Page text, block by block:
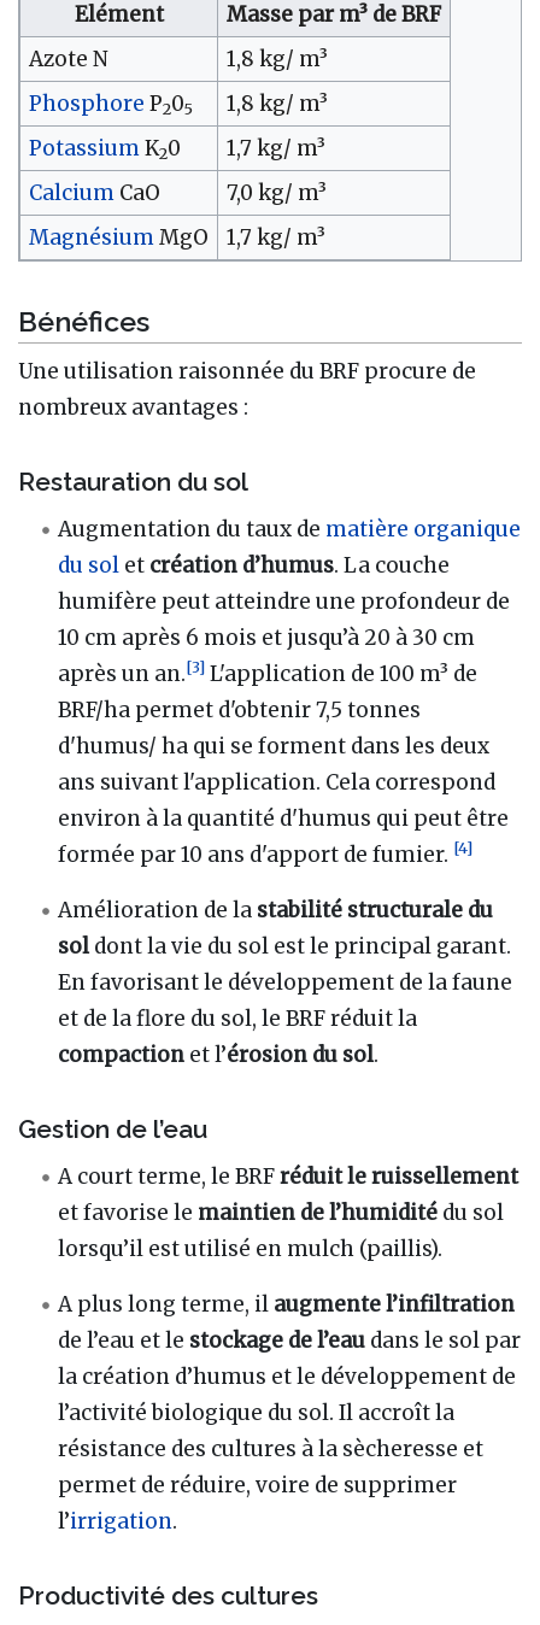
Elément
Masse par m³ de BRF
Azote N
1,8 kg/ m³
Phosphore P205
1,8 kg/ m³
PotassiumK20
1,7 kg/ m³
CalciumCaO
7,0 kg/ m³
MagnésiumMgO 1,7 kg/ m³
Bénéfices
Une utilisation raisonnée du BRF procure de
nombreux avantages :
Restauration du sol
Augmentation du taux de matière organique
du sol et création d’humus. La couche
humifère peut atteindre une profondeur de
10 cm après 6 mois et jusqu’à 20 à 30 cm
après un an.[3] L'application de 100 m³ de
BRF/ha permet d'obtenir 7,5 tonnes
d'humus/ ha qui se forment dans les deux
ans suivant l'application. Cela correspond
environ à la quantité d'humus qui peut être
formée par 10 ans d'apport de fumier. [4]
Amélioration de la stabilité structurale du
soldont la vie du sol est le principal garant.
En favorisant le développement de la faune
et de la flore du sol, le BRF réduit la
compaction et l’érosion du sol.
Gestion de l’eau
A court terme, le BRFréduit le ruissellement
et favorise le maintien de l’humidité du sol
lorsqu’il est utilisé en mulch (paillis).
A plus long terme, il augmente l’infiltration
de l’eau et le stockage de l’eau dans le sol par
la création d’humus et le développement de
l’activité biologique du sol. Il accroît la
résistance des cultures à la sècheresse et
permet de réduire, voire de supprimer
l’irrigation.
Productivité des cultures